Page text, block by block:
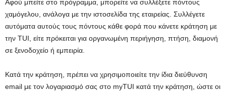
Αφού μπείτε στο πρόγραμμα, μπορείτε να συλλέξετε πόντους
χαμόγελου, ανάλογα με την ιστοσελίδα της εταιρείας. Συλλέγετε
αυτόματα αυτούς τους πόντους κάθε φορά που κάνετε κράτηση με
την TUI, είτε πρόκειται για οργανωμένη περιήγηση, πτήση, διαμονή
σε ξενοδοχείο ή εμπειρία.
Κατά την κράτηση, πρέπει να χρησιμοποιείτε την ίδια διεύθυνση
email με τον λογαριασμό σας στο myTUI κατά την κράτηση, ώστε οι